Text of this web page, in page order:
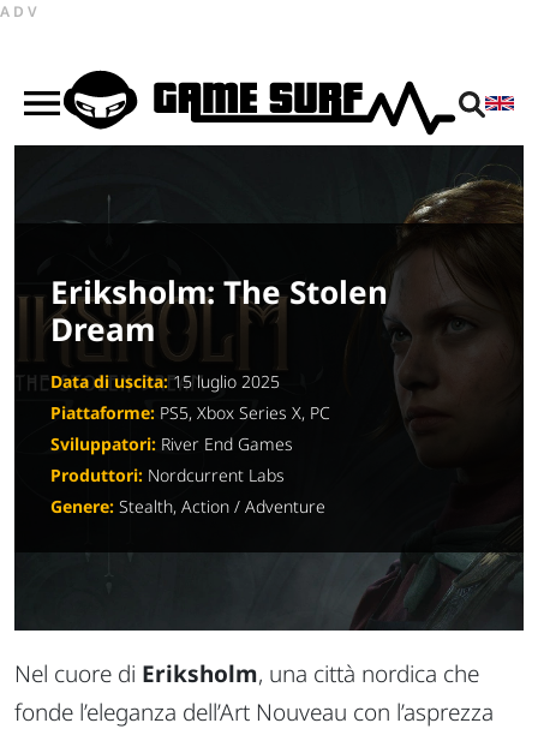
ADV
Eriksholm: The Stolen
Dream
Data di uscita:15 luglio 2025
Piattaforme: PS5, Xbox Series X, PC
Sviluppatori: River End Games
Produttori: Nordcurrent Labs
Genere: Stealth, Action / Adventure
Nel cuore di Eriksholm, una città nordica che
fonde l’eleganza dell’Art Nouveau con l’asprezza